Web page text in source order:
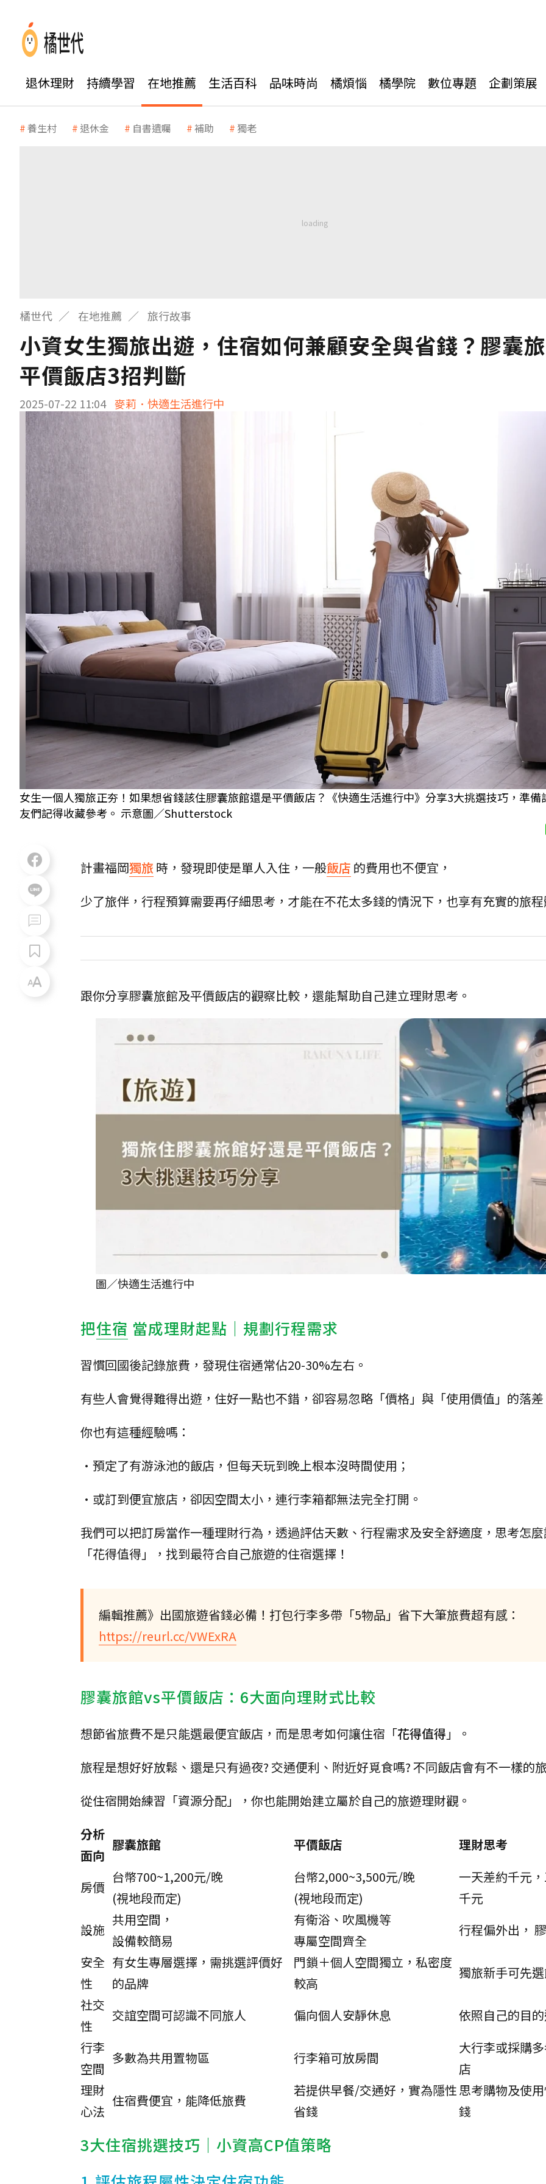
退休理財 持續學習 在地推薦 生活百科 品味時尚 橘煩惱 橘學院 數位專題 企劃策展
養生村 退休金 自書遺囑 補助 獨老
橘世代 在地推薦 旅行故事
小資女生獨旅出遊，住宿如何兼顧安全與省錢？膠囊
平價飯店3招判斷
2025-07-22 11:04 麥莉．快適生活進行中
女生一個人獨旅正夯！如果想省錢該住膠囊旅館還是平價飯店？《快適生活進行中》分享3大挑選技巧，準備
友們記得收藏參考。 示意圖／Shutterstock
計畫福岡獨旅 時，發現即使是單人入住，一般飯店 的費用也不便宜，
少了旅伴，行程預算需要再仔細思考，才能在不花太多錢的情況下，也享有充實的旅
跟你分享膠囊旅館及平價飯店的觀察比較，還能幫助自己建立理財思考。
圖／快適生活進行中
把住宿 當成理財起點｜規劃行程需求
習慣回國後記錄旅費，發現住宿通常佔20-30%左右。
有些人會覺得難得出遊，住好一點也不錯，卻容易忽略「價格」與「使用價值」的落
你也有這種經驗嗎：
•預定了有游泳池的飯店，但每天玩到晚上根本沒時間使用；
•或訂到便宜旅店，卻因空間太小，連行李箱都無法完全打開。
我們可以把訂房當作一種理財行為，透過評估天數、行程需求及安全舒適度，思考怎
「花得值得」，找到最符合自己旅遊的住宿選擇！
編輯推薦》出國旅遊省錢必備！打包行李多帶「5物品」省下大筆旅費超有感：
https://reurl.cc/VWExRA
膠囊旅館vs平價飯店：6大面向理財式比較
想節省旅費不是只能選最便宜飯店，而是思考如何讓住宿「花得值得 」。
旅程是想好好放鬆、還是只有過夜? 交通便利、附近好覓食嗎? 不同飯店會有不一樣的
從住宿開始練習「資源分配」，你也能開始建立屬於自己的旅遊理財觀。
分析
面向
膠囊旅館 平價飯店 理財思考
房價
台幣700~1,200元/晚
(視地段而定)
台幣2,000~3,500元/晚
(視地段而定)
一天差約千元
千元
設施
共用空間，
設備較簡易
有衛浴、吹風機等
專屬空間齊全
行程偏外出，
安全
性
有女生專層選擇，需挑選評價好
的品牌
門鎖＋個人空間獨立，私密度
較高
獨旅新手可先
社交
性
交誼空間可認識不同旅人 偏向個人安靜休息
依照自己的目
行李
空間
多數為共用置物區 行李箱可放房間
大行李或採購
店
理財
心法
住宿費便宜，能降低旅費
若提供早餐/交通好，實為隱性
省錢
思考購物及使
錢
3大住宿挑選技巧｜小資高CP值策略